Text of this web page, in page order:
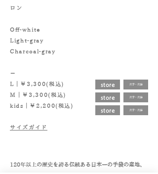
ロン
Off-white
Light-gray
Charcoal-gray
－
L｜￥3,300(税込)
M｜￥3,300(税込)
kids｜￥2,200(税込)
​サイズガイド
store
store
store
片手・片足
片手・片足
片手・片足
120年以上の歴史を誇る伝統ある日本一の手袋の産地、